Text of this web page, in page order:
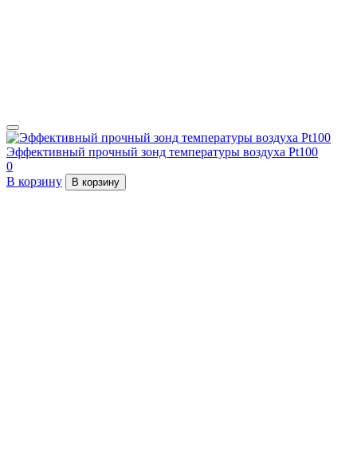
Эффективный прочный зонд температуры воздуха Pt100
0
В корзину
В корзину